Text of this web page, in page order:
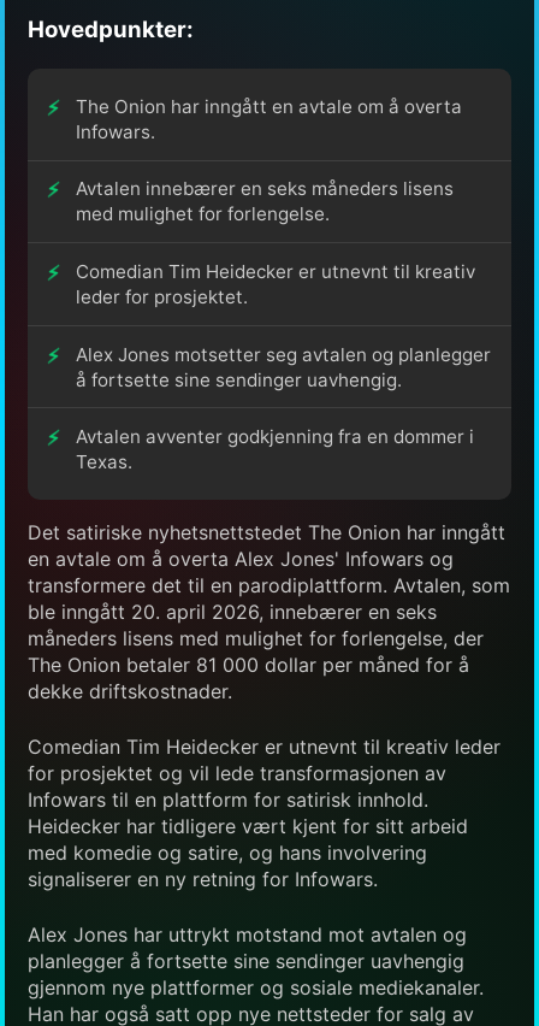
Hovedpunkter:
The Onion har inngått en avtale om å overta
Infowars.
Avtalen innebærer en seks måneders lisens
med mulighet for forlengelse.
Comedian Tim Heidecker er utnevnt til kreativ
leder for prosjektet.
Alex Jones motsetter seg avtalen og planlegger
å fortsette sine sendinger uavhengig.
Avtalen avventer godkjenning fra en dommer i
Texas.
Det satiriske nyhetsnettstedet The Onion har inngått
en avtale om å overta Alex Jones' Infowars og
transformere det til en parodiplattform. Avtalen, som
ble inngått 20. april 2026, innebærer en seks
måneders lisens med mulighet for forlengelse, der
The Onion betaler 81 000 dollar per måned for å
dekke driftskostnader.
Comedian Tim Heidecker er utnevnt til kreativ leder
for prosjektet og vil lede transformasjonen av
Infowars til en plattform for satirisk innhold.
Heidecker har tidligere vært kjent for sitt arbeid
med komedie og satire, og hans involvering
signaliserer en ny retning for Infowars.
Alex Jones har uttrykt motstand mot avtalen og
planlegger å fortsette sine sendinger uavhengig
gjennom nye plattformer og sosiale mediekanaler.
Han har også satt opp nye nettsteder for salg av